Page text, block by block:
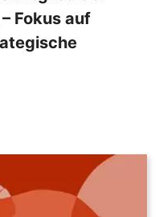
Fokus auf